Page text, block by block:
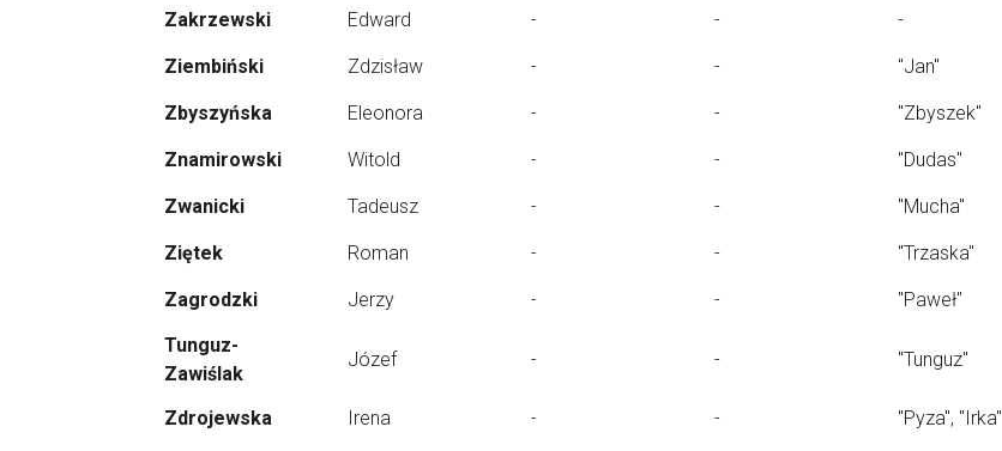
Zakrzewski Edward - - -
Ziembiński Zdzisław - - "Jan"
Zbyszyńska Eleonora - - "Zbyszek"
Znamirowski Witold - - "Dudas"
Zwanicki Tadeusz - - "Mucha"
Ziętek Roman - - "Trzaska"
Zagrodzki Jerzy - - "Paweł"
Tunguz-
Zawiślak
Józef - - "Tunguz"
Zdrojewska Irena - - "Pyza", "Irka"